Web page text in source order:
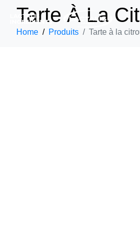
Tarte À La
Home Produits Tarte à la